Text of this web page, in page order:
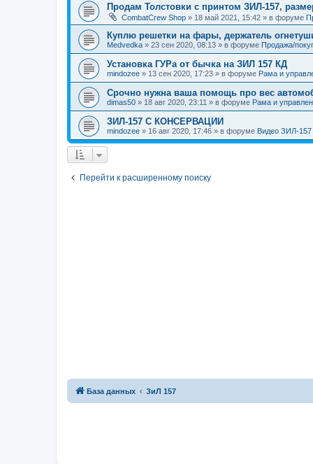
Продам Толстовки с принтом ЗИЛ-157,
CombatCrew Shop » 18 май 2021, 15:42 » в форуме
Куплю решетки на фары, держатель
Medvedka » 23 сен 2020, 08:13 » в форуме Продажа/
Установка ГУРа от бычка на ЗИЛ 157 КД
mindozee » 13 сен 2020, 17:23 » в форуме Рама и
Срочно нужна ваша помощь про вес
dimas50 » 18 авг 2020, 23:11 » в форуме Рама и
ЗИЛ-157 С КОНСЕРВАЦИИ
mindozee » 16 авг 2020, 17:46 » в форуме Видео ЗИЛ-157
Перейти к расширенному поиску
База данных ЗиЛ 157